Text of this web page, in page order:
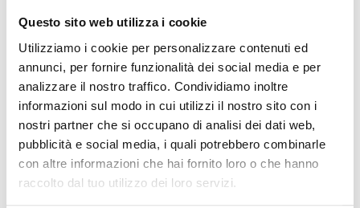
Questo sito web utilizza i cookie
Utilizziamo i cookie per personalizzare contenuti ed
annunci, per fornire funzionalità dei social media e per
analizzare il nostro traffico. Condividiamo inoltre
informazioni sul modo in cui utilizzi il nostro sito con i
nostri partner che si occupano di analisi dei dati web,
pubblicità e social media, i quali potrebbero combinarle
con altre informazioni che hai fornito loro o che hanno
raccolto dal tuo utilizzo dei loro servizi.
costanti.
Questo prodotto è disponibile nelle seguenti
versioni